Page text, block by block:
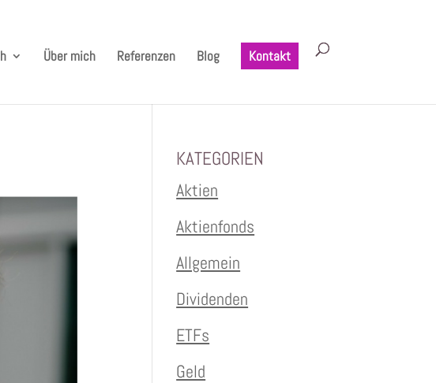
Über mich Referenzen Blog Kontakt
KATEGORIEN
Aktien
Aktienfonds
Allgemein
Dividenden
ETFs
Geld